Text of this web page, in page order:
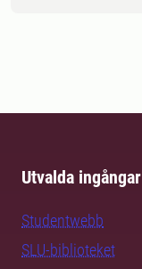
Utvalda ingångar
Studentwebb
SLU-biblioteket